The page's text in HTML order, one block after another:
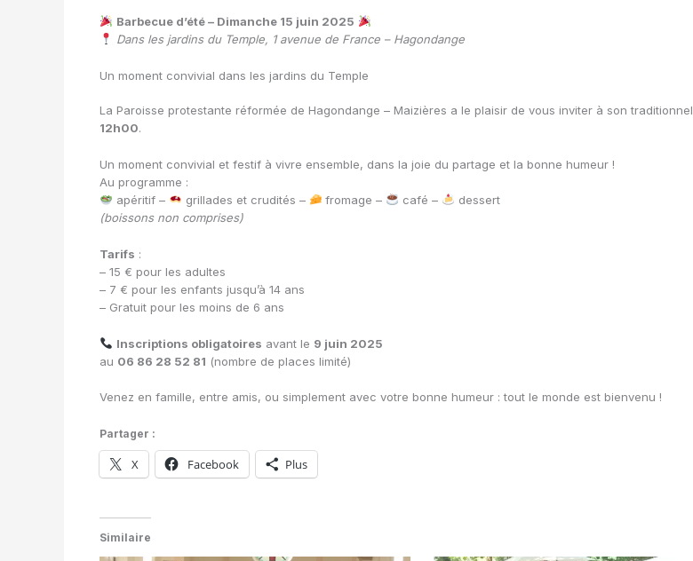
Barbecue d’été – Dimanche 15 juin 2025
Dans les jardins du Temple, 1 avenue de France – Hagondange
Un moment convivial dans les jardins du Temple
La Paroisse protestante réformée de Hagondange – Maizières a le plaisir de vous inviter à son traditionnel
12h00.
Un moment convivial et festif à vivre ensemble, dans la joie du partage et la bonne humeur !
Au programme :
apéritif –
grillades et crudités – fromage – café –
dessert
(boissons non comprises)
Tarifs :
– 15 € pour les adultes
– 7 € pour les enfants jusqu’à 14 ans
– Gratuit pour les moins de 6 ans
Inscriptions obligatoires avant le 9 juin 2025
au 06 86 28 52 81 (nombre de places limité)
Venez en famille, entre amis, ou simplement avec votre bonne humeur : tout le monde est bienvenu !
Partager :
X Facebook Plus
Similaire